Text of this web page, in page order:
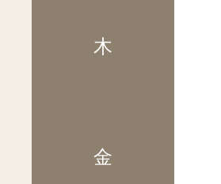
木
金